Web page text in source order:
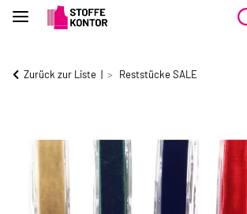
Zurück zur Liste Reststücke SALE